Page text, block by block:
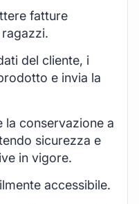
fatture
del cliente, i
e invia la
la conservazione a
sicurezza e
in vigore.
accessibile.